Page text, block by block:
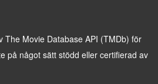
The Movie Database API (TMDb) för
på något sätt stödd eller certifierad av